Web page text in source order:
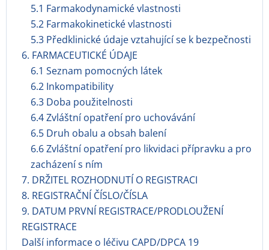
5.1 Farmakodynamické vlastnosti
5.2 Farmakokinetické vlastnosti
5.3 Předklinické údaje vztahující se k bezpečnosti
6. FARMACEUTICKÉ ÚDAJE
6.1 Seznam pomocných látek
6.2 Inkompatibility
6.3 Doba použitelnosti
6.4 Zvláštní opatření pro uchovávání
6.5 Druh obalu a obsah balení
6.6 Zvláštní opatření pro likvidaci přípravku a pro
zacházení s ním
7. DRŽITEL ROZHODNUTÍ O REGISTRACI
8. REGISTRAČNÍ ČÍSLO/ČÍSLA
9. DATUM PRVNÍ REGISTRACE/PRODLOUŽENÍ
REGISTRACE
Další informace o léčivu CAPD/DPCA 19